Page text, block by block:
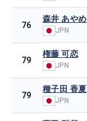
76
森井 あやめ
JPN
79
権藤 可恋
JPN
79
種子田 香夏
JPN